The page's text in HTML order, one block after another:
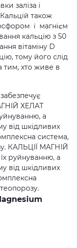
заліза і
також
і магнієм
кальцію з 50
вітаміну D
тому його слід
тим, хто живе в
ХЕЛАТ
а
від шкідливих
система,
КАЛЬЦІЇ МАГНІЙ
руйнуванню, а
від шкідливих